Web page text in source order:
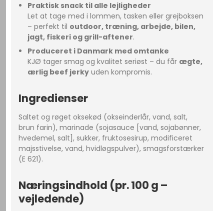
Praktisk snack til alle lejligheder
Let at tage med i lommen, tasken eller grejboksen
– perfekt til outdoor, træning, arbejde, bilen,
jagt, fiskeri og grill-aftener.
Produceret i Danmark med omtanke
KJØ tager smag og kvalitet seriøst – du får ægte,
ærlig beef jerkyuden kompromis.
Ingredienser
Saltet og røget oksekød (okseinderlår, vand, salt,
brun farin), marinade (sojasauce [vand, sojabønner,
hvedemel, salt], sukker, fruktosesirup, modificeret
majsstivelse, vand, hvidløgspulver), smagsforstærker
(E 621).
Næringsindhold (pr. 100 g –
vejledende)